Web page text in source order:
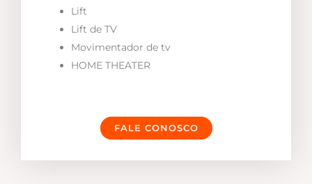
Lift
Lift de TV
Movimentador de tv
HOME THEATER
FALE CONOSCO